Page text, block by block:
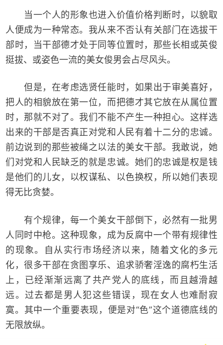
当一个人的形象也进入价值价格判断时，以貌取
人便成为一种常态。我从来不否认有关部门在选拔干
部时，当干部德才处于同等位置时，那些长相或英俊
挺拔、或姿色一流的美女俊男会占尽风头。
但是，在考虑选贤任能时，如果出于审美喜好，
把人的相貌放在第一位，而把德才其它放在从属位置
时，那就不对了。我们不能不产生一种担心。这样选
出来的干部是否真正对党和人民有着十二分的忠诚。
前边说到的那些被绳之以法的美女干部。我敢说，她
们对党和人民缺乏的就是忠诚。她们的忠诚是权是钱
是他们的儿女，以权谋私、以色换权，所以她们表现
得无比贪婪。
有个规律，每一个美女干部倒下，必然有一批男
人同时中枪。这种现象，成为反腐中一个带有规律性
的现象。自从实行市场经济以来，随着文化的多元
化，很多干部在贪图享乐、追求骄奢淫逸的腐朽生活
上，已经渐渐远离了共产党人的底线，而且越滑越
远。过去都是男人犯这些错误，现在女人也难耐寂
寞。其中一个重要表现，便是对“色”这个道德底线的
无限放纵。